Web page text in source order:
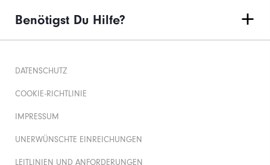
Benötigst Du Hilfe?
DATENSCHUTZ
COOKIE-RICHTLINIE
IMPRESSUM
UNERWÜNSCHTE EINREICHUNGEN
LEITLINIEN UND ANFORDERUNGEN